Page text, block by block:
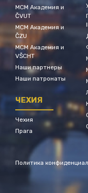
МСМ Академия и
ČVUT
МСМ Академия и
ČZU
МСМ Академия и
VŠCHT
Наши партнеры
Наши патронаты
ЧЕХИЯ
Чехия
Прага
Политика